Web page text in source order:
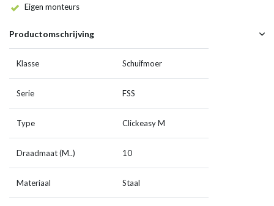
Eigen monteurs
Productomschrijving
Klasse Schuifmoer
Serie FSS
Type Clickeasy M
Draadmaat (M..) 10
Materiaal Staal